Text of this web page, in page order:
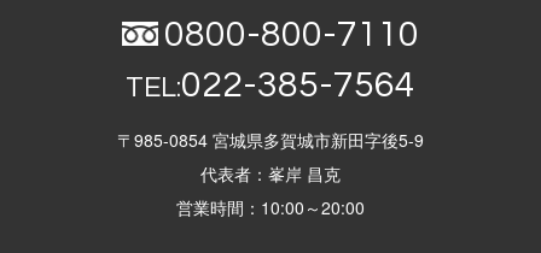
0800-800-7110
TEL:022-385-7564
〒985-0854 宮城県多賀城市新田字後5-9
代表者：峯岸 昌克
営業時間：10:00～20:00